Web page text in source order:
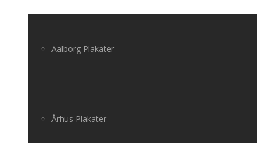
Aalborg Plakater
Århus Plakater